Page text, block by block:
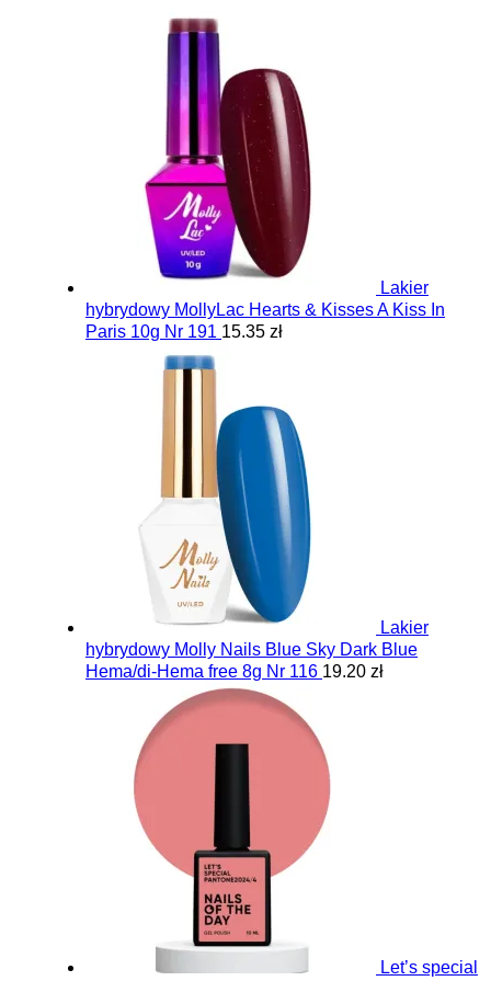
Lakier
hybrydowy MollyLac Hearts & Kisses A Kiss In
Paris 10g Nr 191 15.35 zł
Lakier
hybrydowy Molly Nails Blue Sky Dark Blue
Hema/di-Hema free 8g Nr 116 19.20 zł
Let’s special